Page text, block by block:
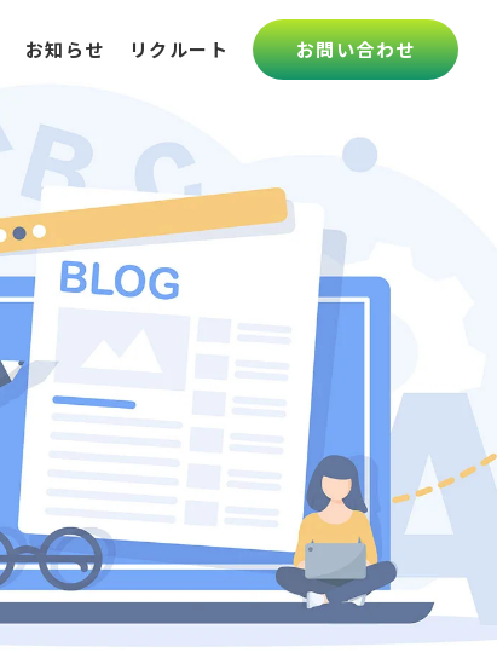
お知らせ リクルート お問い合わせ